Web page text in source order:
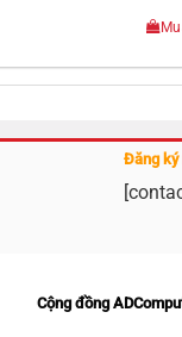
Đăng ký
Cộng đồng